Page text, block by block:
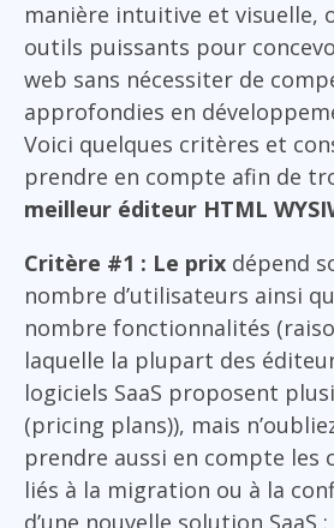
manière intuitive et visuelle,
outils puissants pour
web sans nécessiter de
approfondies en
Voici quelques critères et
prendre en compte afin de
meilleur éditeur HTML
Critère #1 : Le prix dépend
nombre d’utilisateurs ainsi
nombre fonctionnalités
laquelle la plupart des
logiciels SaaS proposent
(pricing plans)), mais
prendre aussi en compte les
liés à la migration ou à la
d’une nouvelle solution SaaS